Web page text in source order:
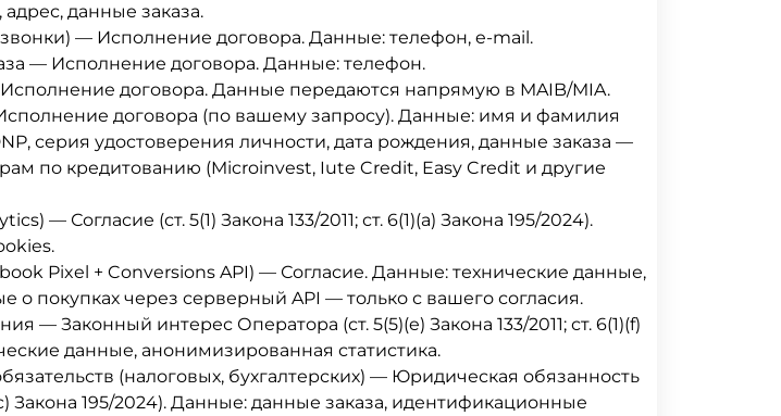
данные заказа.
звонки) — Исполнение договора. Данные: телефон, e-mail.
— Исполнение договора. Данные: телефон.
договора. Данные передаются напрямую в MAIB/MIA.
договора (по вашему запросу). Данные: имя и фамилия
серия удостоверения личности, дата рождения, данные заказа —
по кредитованию (Microinvest, Iute Credit, Easy Credit и другие
— Согласие (ст. 5(1) Закона 133/2011; ст. 6(1)(a) Закона 195/2024).
Pixel + Conversions API) — Согласие. Данные: технические данные,
о покупках через серверный API — только с вашего согласия.
— Законный интерес Оператора (ст. 5(5)(e) Закона 133/2011; ст. 6(1)(f)
данные, анонимизированная статистика.
(налоговых, бухгалтерских) — Юридическая обязанность
Закона 195/2024). Данные: данные заказа, идентификационные